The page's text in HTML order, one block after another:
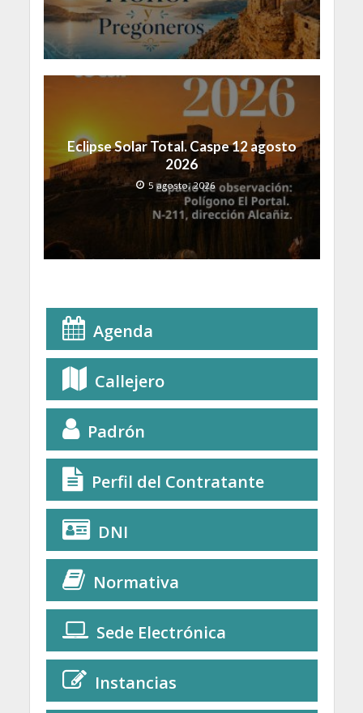
Eclipse Solar Total. Caspe 12 agosto
2026
5 agosto, 2026
Agenda
Callejero
Padrón
Perfil del Contratante
DNI
Normativa
Sede Electrónica
Instancias